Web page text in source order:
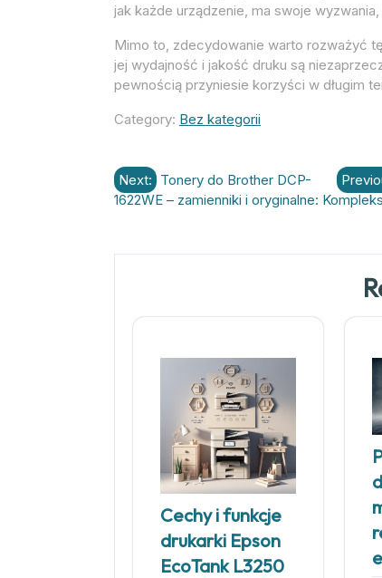
jak każde urządzenie, ma swoje
Mimo to, zdecydowanie warto rozważyć
jej wydajność i jakość druku są
pewnością przyniesie korzyści w długim
Category: Bez kategorii
Nawigacja
Next: Tonery do Brother DCP-
1622WE – zamienniki i oryginalne:
Cechy i funkcje
drukarki Epson
EcoTank L3250